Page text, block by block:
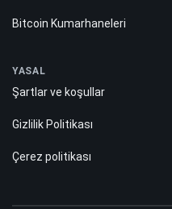
Bitcoin Kumarhaneleri
YASAL
Şartlar ve koşullar
Gizlilik Politikası
Çerez politikası